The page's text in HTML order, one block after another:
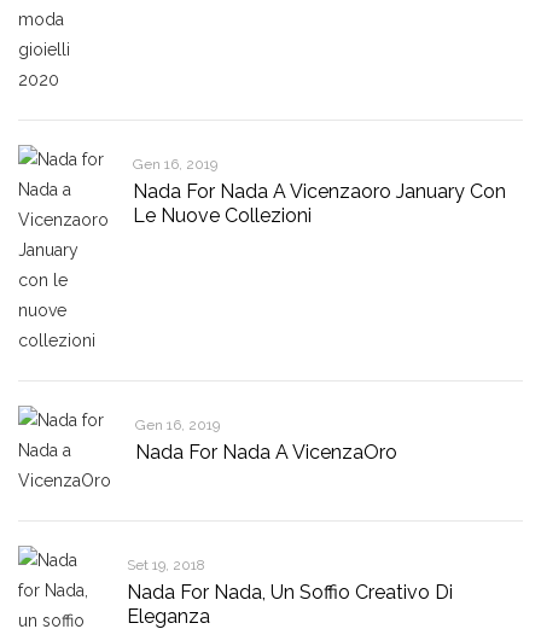
Gen 16, 2019
Nada For Nada A Vicenzaoro January Con
Le Nuove Collezioni
Gen 16, 2019
Nada For Nada A VicenzaOro
Set 19, 2018
Nada For Nada, Un Soffio Creativo Di
Eleganza